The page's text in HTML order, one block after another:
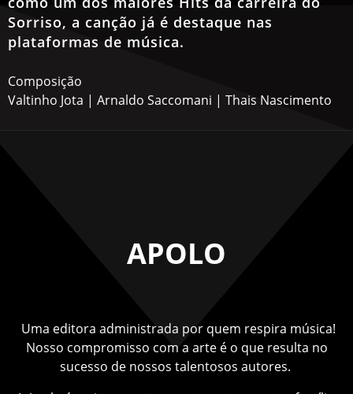
Sorriso, a canção já é destaque nas
plataformas de música.
Composição
Valtinho Jota | Arnaldo Saccomani | Thais Nascimento
APOLO
Uma editora administrada por quem respira música!
Nosso compromisso com a arte é o que resulta no
sucesso de nossos talentosos autores.